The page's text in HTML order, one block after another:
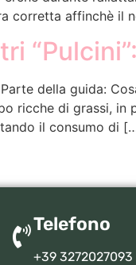
corretta affinchè il
della guida:
ricche di grassi,
il consumo di
Telefono
+39 3272027093